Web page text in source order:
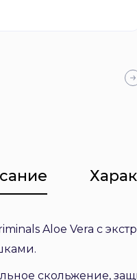
Aloe Vera с
скольжение,